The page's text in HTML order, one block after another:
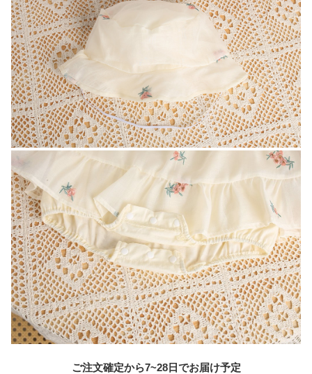
ご注文確定から7~28日でお届け予定